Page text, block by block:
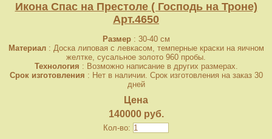
Икона Спас на Престоле ( Господь на Троне)
Арт.4650
Размер: 30-40 см
Материал: Доска липовая с левкасом, темперные краски на яичном
желтке, сусальное золото 960 пробы.
Технология : Возможно написание в других размерах.
Срок изготовления : Нет в наличии. Срок изготовления на заказ 30
дней
Цена
140000 руб.
Кол-во: